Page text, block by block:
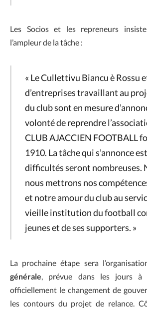
Les Socios et les repreneurs
l’ampleur de la tâche :
« Le Cullettivu Biancu è Rossu
d’entreprises travaillant au
du club sont en mesure
volonté de reprendre
CLUB AJACCIEN FOOTBALL
1910. La tâche qui s’annonce
difficultés seront nombreuses.
nous mettrons nos
et notre amour du club au
vieille institution du football
jeunes et de ses supporters. »
La prochaine étape sera
générale, prévue dans les jours à
officiellement le changement de
les contours du projet de relance.